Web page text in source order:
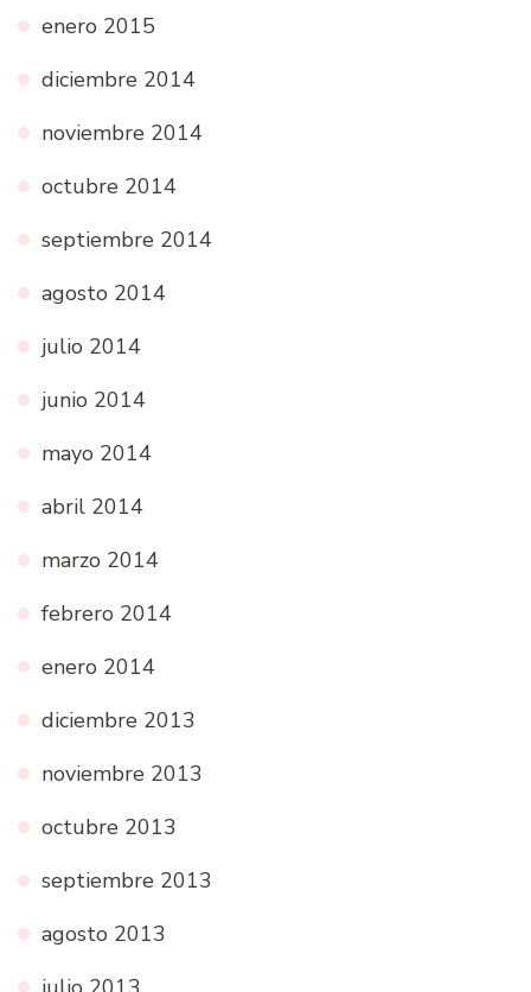
enero 2015
diciembre 2014
noviembre 2014
octubre 2014
septiembre 2014
agosto 2014
julio 2014
junio 2014
mayo 2014
abril 2014
marzo 2014
febrero 2014
enero 2014
diciembre 2013
noviembre 2013
octubre 2013
septiembre 2013
agosto 2013